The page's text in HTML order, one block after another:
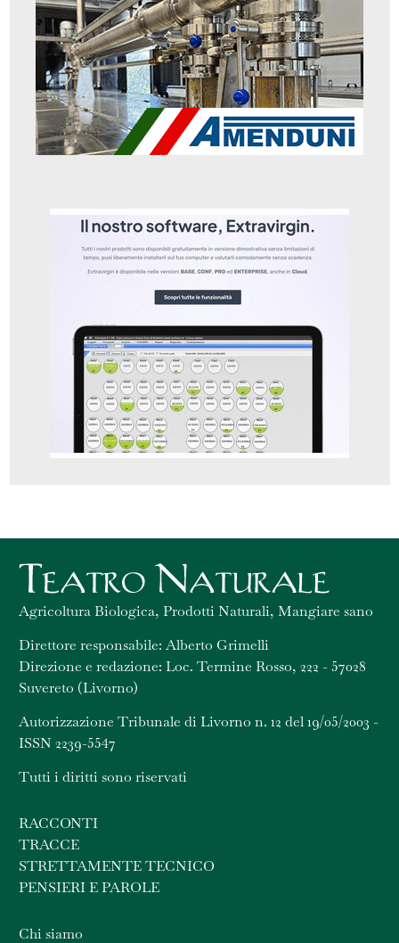
Agricoltura Biologica, Prodotti Naturali, Mangiare sano
Direttore responsabile: Alberto Grimelli
Direzione e redazione: Loc. Termine Rosso, 222 - 57028
Suvereto (Livorno)
Autorizzazione Tribunale di Livorno n. 12 del 19/05/2003 -
ISSN 2239-5547
Tutti i diritti sono riservati
RACCONTI
TRACCE
STRETTAMENTE TECNICO
PENSIERI E PAROLE
Chi siamo